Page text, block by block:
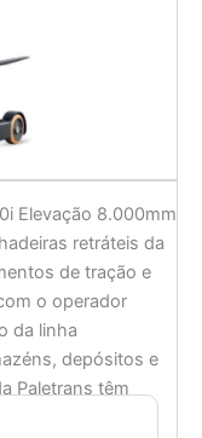
Elevação 8.000mm
retráteis da
de tração e
o operador
da linha
depósitos e
Paletrans têm